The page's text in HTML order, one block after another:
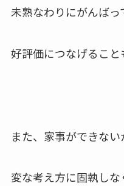
未熟なわりにがんば
好評価につなげること
また、家事ができな
変な考え方に固執しな